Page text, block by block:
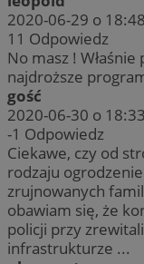
2020-06-29 o 18:48
11 Odpowiedz
No masz ! Właśnie
najdroższe
gość
2020-06-30 o 18:33
-1 Odpowiedz
Ciekawe, czy od
rodzaju
zrujnowanych
obawiam się, że
policji przy
infrastrukturze ...